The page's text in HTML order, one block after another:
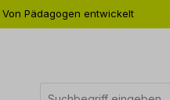
Von Pädagogen entwickelt